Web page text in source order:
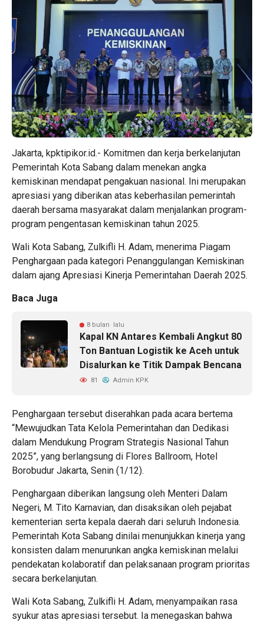
Jakarta, kpktipikor.id.- Komitmen dan kerja berkelanjutan
Pemerintah Kota Sabang dalam menekan angka
kemiskinan mendapat pengakuan nasional. Ini merupakan
apresiasi yang diberikan atas keberhasilan pemerintah
daerah bersama masyarakat dalam menjalankan program-
program pengentasan kemiskinan tahun 2025.
Wali Kota Sabang, Zulkifli H. Adam, menerima Piagam
Penghargaan pada kategori Penanggulangan Kemiskinan
dalam ajang Apresiasi Kinerja Pemerintahan Daerah 2025.
Baca Juga
8 bulan lalu
Kapal KN Antares Kembali Angkut 80
Ton Bantuan Logistik ke Aceh untuk
Disalurkan ke Titik Dampak Bencana
81 Admin KPK
Penghargaan tersebut diserahkan pada acara bertema
“Mewujudkan Tata Kelola Pemerintahan dan Dedikasi
dalam Mendukung Program Strategis Nasional Tahun
2025”, yang berlangsung di Flores Ballroom, Hotel
Borobudur Jakarta, Senin (1/12).
Penghargaan diberikan langsung oleh Menteri Dalam
Negeri, M. Tito Karnavian, dan disaksikan oleh pejabat
kementerian serta kepala daerah dari seluruh Indonesia.
Pemerintah Kota Sabang dinilai menunjukkan kinerja yang
konsisten dalam menurunkan angka kemiskinan melalui
pendekatan kolaboratif dan pelaksanaan program prioritas
secara berkelanjutan.
Wali Kota Sabang, Zulkifli H. Adam, menyampaikan rasa
syukur atas apresiasi tersebut. Ia menegaskan bahwa